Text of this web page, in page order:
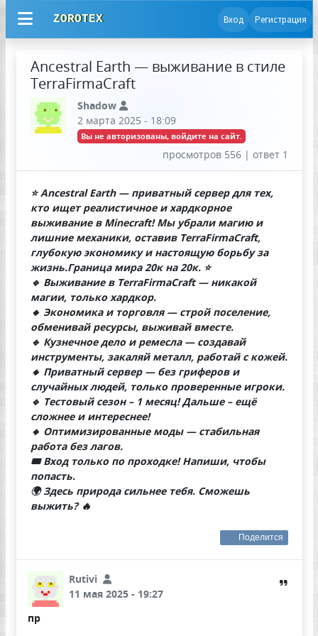
ZOROTEX Вход Регистрация
Ancestral Earth — выживание в стиле
TerraFirmaCraft
Shadow
2 марта 2025 - 18:09
Вы не авторизованы, войдите на сайт.
просмотров 556 | ответ 1
⭐ Ancestral Earth — приватный сервер для тех,
кто ищет реалистичное и хардкорное
выживание в Minecraft! Мы убрали магию и
лишние механики, оставив TerraFirmaCraft,
глубокую экономику и настоящую борьбу за
жизнь.Граница мира 20к на 20к. ⭐
🔹 Выживание в TerraFirmaCraft — никакой
магии, только хардкор.
🔸 Экономика и торговля — строй поселение,
обменивай ресурсы, выживай вместе.
🔹 Кузнечное дело и ремесла — создавай
инструменты, закаляй металл, работай с кожей.
🔸 Приватный сервер — без гриферов и
случайных людей, только проверенные игроки.
🔹 Тестовый сезон – 1 месяц! Дальше – ещё
сложнее и интереснее!
🔸 Оптимизированные моды — стабильная
работа без лагов.
🎟 Вход только по проходке! Напиши, чтобы
попасть.
🌍 Здесь природа сильнее тебя. Сможешь
выжить? 🔥
Поделится
Rutivi
11 мая 2025 - 19:27
пр